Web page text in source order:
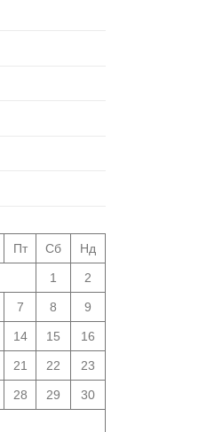
Пт Сб Нд
1 2
7 8 9
14 15 16
21 22 23
28 29 30